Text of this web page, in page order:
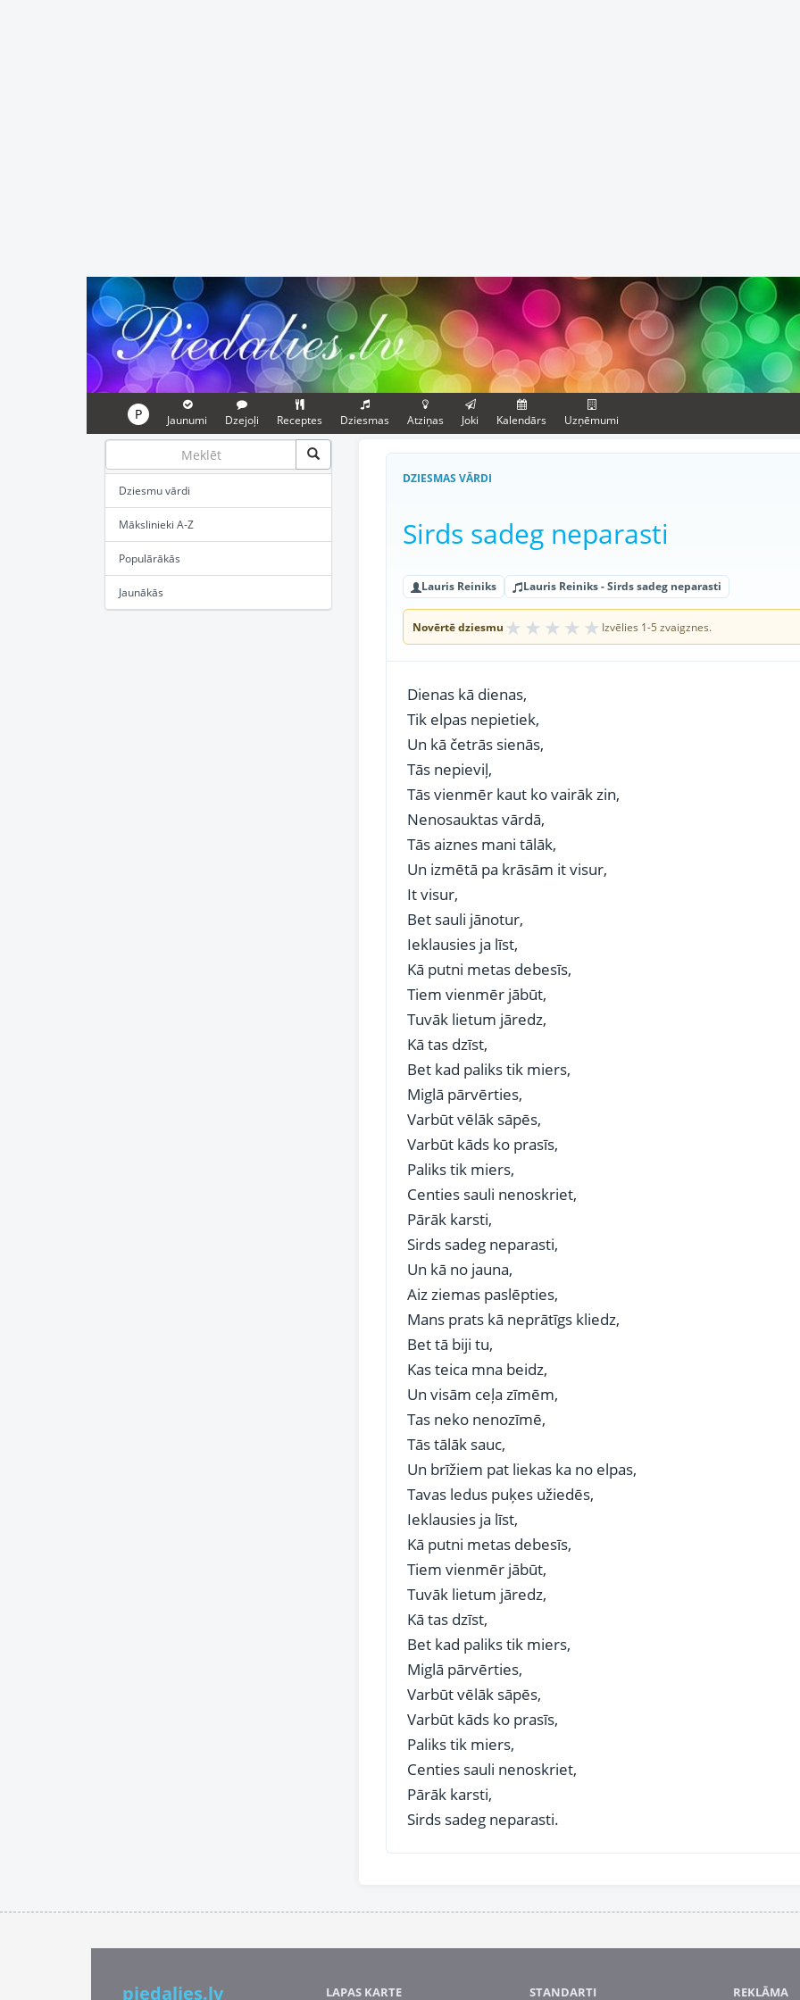
P Jaunumi Dzejoļi Receptes Dziesmas Atziņas Joki Kalendārs Uzņēmumi
Dziesmu vārdi
Mākslinieki A-Z
Populārākās
Jaunākās
DZIESMAS VĀRDI
Sirds sadeg neparasti
Lauris Reiniks Lauris Reiniks - Sirds sadeg neparasti
Novērtē dziesmu ★ ★ ★ ★ ★ Izvēlies 1-5 zvaigznes.
Dienas kā dienas,
Tik elpas nepietiek,
Un kā četrās sienās,
Tās nepieviļ,
Tās vienmēr kaut ko vairāk zin,
Nenosauktas vārdā,
Tās aiznes mani tālāk,
Un izmētā pa krāsām it visur,
It visur,
Bet sauli jānotur,
Ieklausies ja līst,
Kā putni metas debesīs,
Tiem vienmēr jābūt,
Tuvāk lietum jāredz,
Kā tas dzīst,
Bet kad paliks tik miers,
Miglā pārvērties,
Varbūt vēlāk sāpēs,
Varbūt kāds ko prasīs,
Paliks tik miers,
Centies sauli nenoskriet,
Pārāk karsti,
Sirds sadeg neparasti,
Un kā no jauna,
Aiz ziemas paslēpties,
Mans prats kā neprātīgs kliedz,
Bet tā biji tu,
Kas teica mna beidz,
Un visām ceļa zīmēm,
Tas neko nenozīmē,
Tās tālāk sauc,
Un brīžiem pat liekas ka no elpas,
Tavas ledus puķes užiedēs,
Ieklausies ja līst,
Kā putni metas debesīs,
Tiem vienmēr jābūt,
Tuvāk lietum jāredz,
Kā tas dzīst,
Bet kad paliks tik miers,
Miglā pārvērties,
Varbūt vēlāk sāpēs,
Varbūt kāds ko prasīs,
Paliks tik miers,
Centies sauli nenoskriet,
Pārāk karsti,
Sirds sadeg neparasti.
piedalies.lv LAPAS KARTE STANDARTI REKLĀMA